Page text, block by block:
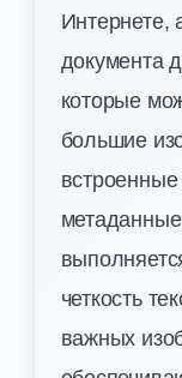
Интернете,
документа
которые
большие
четкость
важных